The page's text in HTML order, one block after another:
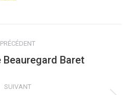
PRÉCÉDENT
Album
:
Beauregard Baret
SUIVANT